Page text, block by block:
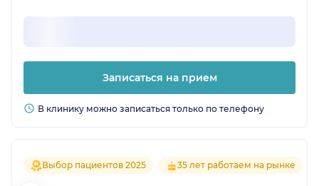
Записаться на прием
В клинику можно записаться только по телефону
Выбор пациентов 2025 35 лет работаем на рынке